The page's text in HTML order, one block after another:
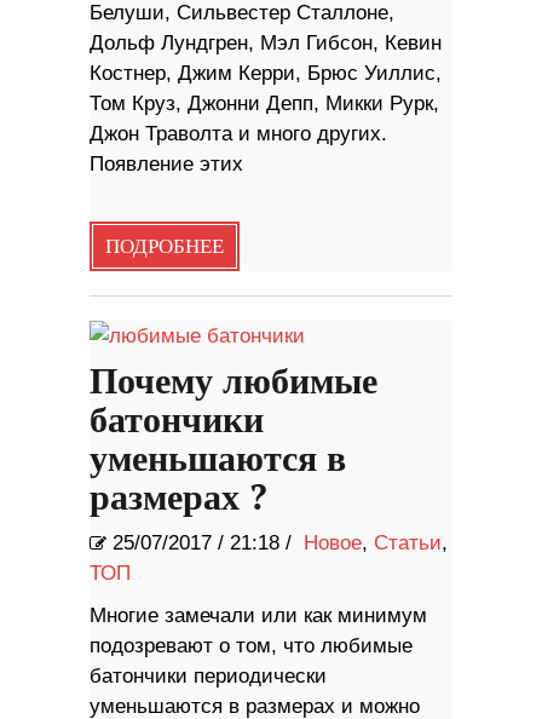
Белуши, Сильвестер Сталлоне,
Дольф Лундгрен, Мэл Гибсон, Кевин
Костнер, Джим Керри, Брюс Уиллис,
Том Круз, Джонни Депп, Микки Рурк,
Джон Траволта и много других.
Появление этих
ПОДРОБНЕЕ
Почему любимые
батончики
уменьшаются в
размерах ?
25/07/2017 / 21:18 / Новое, Статьи,
ТОП
Многие замечали или как минимум
подозревают о том, что любимые
батончики периодически
уменьшаются в размерах и можно